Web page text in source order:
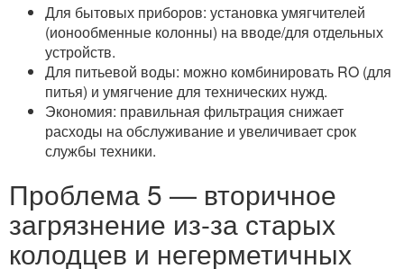
Для бытовых приборов: установка умягчителей
(ионообменные колонны) на вводе/для отдельных
устройств.
Для питьевой воды: можно комбинировать RO (для
питья) и умягчение для технических нужд.
Экономия: правильная фильтрация снижает
расходы на обслуживание и увеличивает срок
службы техники.
Проблема 5 — вторичное
загрязнение из-за старых
колодцев и негерметичных